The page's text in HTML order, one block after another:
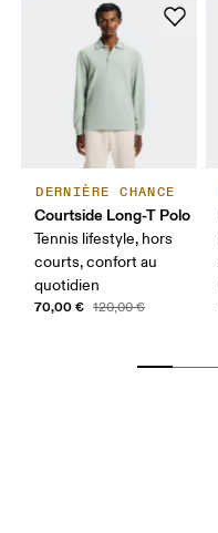
DERNIÈRE CHANCE
Courtside Long-T Polo
Tennis lifestyle, hors
courts, confort au
quotidien
70,00 € 120,00 €